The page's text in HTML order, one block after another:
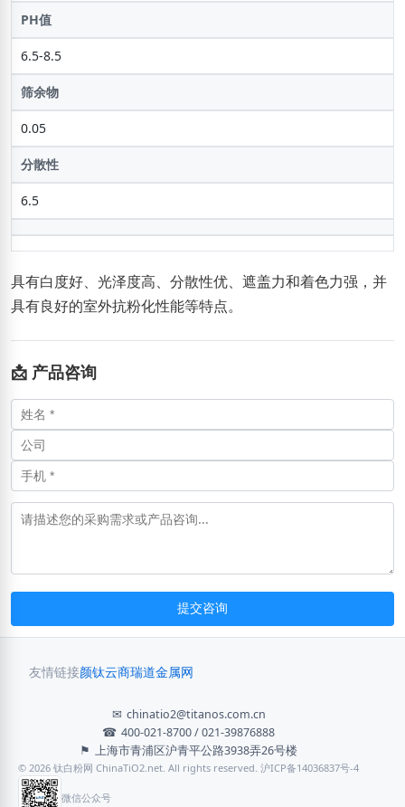
PH值
6.5-8.5
筛余物
0.05
分散性
6.5
具有白度好、光泽度高、分散性优、遮盖力和着色力强，并
具有良好的室外抗粉化性能等特点。
📩 产品咨询
提交咨询
友情链接颜钛云商瑞道金属网
✉ chinatio2@titanos.com.cn
☎ 400-021-8700 / 021-39876888
⚑ 上海市青浦区沪青平公路3938弄26号楼
© 2026 钛白粉网 ChinaTiO2.net. All rights reserved. 沪ICP备14036837号-4
微信公众号